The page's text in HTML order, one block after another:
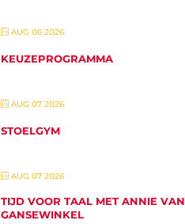
AUG 06 2026
KEUZEPROGRAMMA
AUG 07 2026
STOELGYM
AUG 07 2026
TIJD VOOR TAAL MET ANNIE VAN
GANSEWINKEL